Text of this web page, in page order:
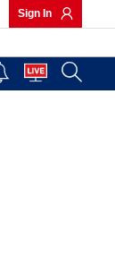
Sign In